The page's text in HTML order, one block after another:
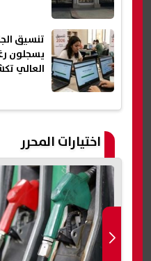
يسجلون
العالي
اختيارات المحرر